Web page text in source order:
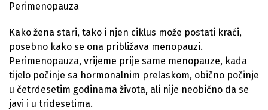
Perimenopauza
Kako žena stari, tako i njen ciklus može postati kraći,
posebno kako se ona približava menopauzi.
Perimenopauza, vrijeme prije same menopauze, kada
tijelo počinje sa hormonalnim prelaskom, obično počinje
u četrdesetim godinama života, ali nije neobično da se
javi i u tridesetima.